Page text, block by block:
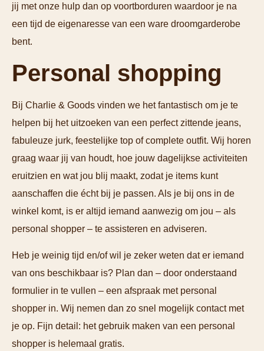
jij met onze hulp dan op voortborduren waardoor je na
een tijd de eigenaresse van een ware droomgarderobe
bent.
Personal shopping
Bij Charlie & Goods vinden we het fantastisch om je te
helpen bij het uitzoeken van een perfect zittende jeans,
fabuleuze jurk, feestelijke top of complete outfit. Wij horen
graag waar jij van houdt, hoe jouw dagelijkse activiteiten
eruitzien en wat jou blij maakt, zodat je items kunt
aanschaffen die écht bij je passen. Als je bij ons in de
winkel komt, is er altijd iemand aanwezig om jou – als
personal shopper – te assisteren en adviseren.
Heb je weinig tijd en/of wil je zeker weten dat er iemand
van ons beschikbaar is? Plan dan – door onderstaand
formulier in te vullen – een afspraak met personal
shopper in. Wij nemen dan zo snel mogelijk contact met
je op. Fijn detail: het gebruik maken van een personal
shopper is helemaal gratis.